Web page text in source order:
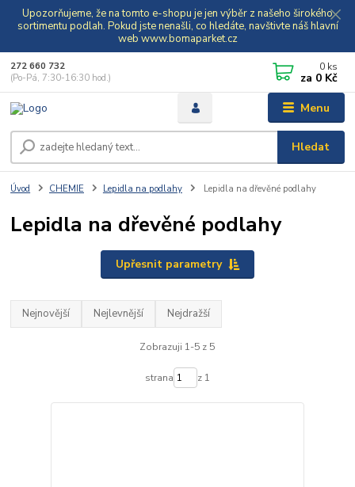
Upozorňujeme, že na tomto e-shopu je jen výběr z našeho širokého
sortimentu podlah. Pokud jste nenašli, co hledáte, navštivte náš hlavní
web www.bomaparket.cz
Menu
Hledat
272 660 732
(Po-Pá, 7:30-16:30 hod.)
0 ks
za 0 Kč
Úvod CHEMIE Lepidla na podlahy Lepidla na dřevěné podlahy
Lepidla na dřevěné podlahy
Upřesnit parametry
Nejnovější Nejlevnější Nejdražší
Zobrazuji 1-5 z 5
strana z 1